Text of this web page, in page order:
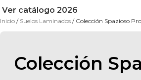
Ver catálogo 2026
Inicio Suelos Laminados Colección Spazioso Pro
Colección